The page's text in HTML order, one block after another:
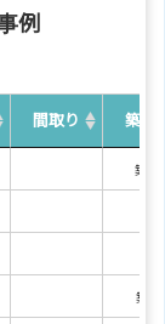
例
間取り 築年
築
築